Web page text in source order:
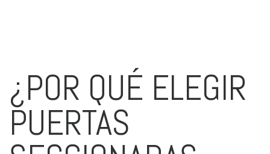
¿POR QUÉ ELEGIR
PUERTAS